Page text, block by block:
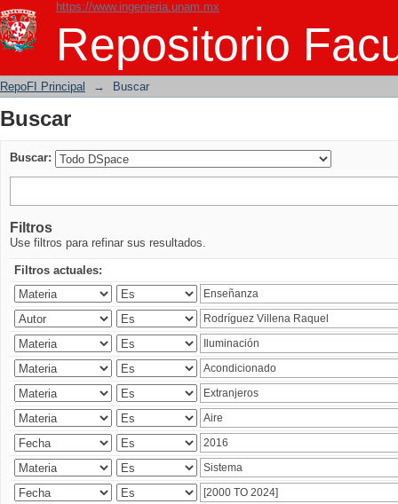
https://www.ingenieria.unam.mx
Repositorio
Buscar
RepoFI Principal → Buscar
Buscar
Buscar:
Filtros
Use filtros para refinar sus resultados.
Filtros actuales: